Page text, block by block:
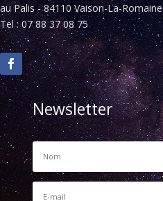
au Palis - 84110 Vaison-La-Romaine
Tel : 07 88 37 08 75
Newsletter